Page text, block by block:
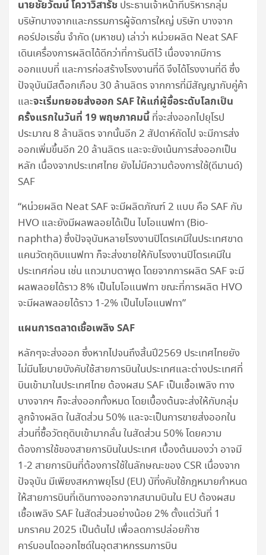
นายชัยวัฒน์ โควาวิสารัช ประธานเจ้าหน้าที่บริหารกลุ่ม
บริษัทบางจากและกรรมการผู้จัดการใหญ่ บริษัท บางจาก
คอร์ปอเรชั่น จำกัด (มหาชน) เล่าว่า หน่วยผลิต Neat SAF
เดินเครื่องการผลิตได้ดีกว่าที่การันตีไว้ เนื่องจากมีการ
ออกแบบที่ และการก่อสร้างโรงงานที่ดี จึงได้โรงงานที่ดี ซึ่ง
ปัจจุบันมีสต็อกเกือบ 30 ล้านลิตร จากการที่มีสัญญากับคู่ค้า
และจะเริ่มทยอยส่งออก SAF ให้แก่ผู้ซื้อระดับโลกเป็น
ครั้งแรกในวันที่ 19 พฤษภาคมนี้ ที่จะส่งออกไปยุโรป
ประมาณ 8 ล้านลิตร จากนั้นอีก 2 สัปดาห์ถัดไป จะมีการส่ง
ออกเพิ่มขึ้นอีก 20 ล้านลิตร และจะยังเน้นการส่งออกเป็น
หลัก เนื่องจากประเทศไทย ยังไม่มีความต้องการใช้(ดีมานด์)
SAF
“หน่วยผลิต Neat SAF จะมีผลิตภัณฑ์ 2 แบบ คือ SAF กับ
HVO และยังมีผลพลอยได้เป็น ไบโอแนฟทา (Bio-
naphtha) ซึ่งปัจจุบันหลายโรงงานปิโตรเคมีในประเทศขาด
แคนวัตถุดิบแนฟทา ก็จะส่งขายให้กับโรงงานปิโตรเคมีใน
ประเทศก่อน เช่น แถวมาบตาพุด โดยจากการผลิต SAF จะมี
ผลพลอยได้ราว 8% เป็นไบโอแนฟทา ขณะที่การผลิต HVO
จะมีผลพลอยได้ราว 1-2% เป็นไบโอแนฟทา”
แผนการตลาดเชื้อเพลิงSAF
หลักๆจะส่งออก ซึ่งหากไปจนถึงสิ้นปี2569 ประเทศไทยยัง
ไม่มีนโยบายบังคับใช้สายการบินในประเทศและต่างประเทศที่
บินเข้ามาในประเทศไทย ต้องผสม SAF เป็นเชื้อเพลิง ทาง
บางจากฯ ก็จะส่งออกทั้งหมด โดยเบื้องต้นจะส่งให้กับกลุ่ม
ลูกจ้างผลิต ในสัดส่วน 50% และจะเป็นการขายส่งออกใน
ส่วนที่ซื้อวัตถุดิบเข้ามากลั่น ในสัดส่วน 50% โดยความ
ต้องการใช้ของสายการบินในประเทศ เบื้องต้นมองว่า อาจมี
1-2 สายการบินที่ต้องการใช้ในลักษณะของ CSR เนื่องจาก
ปัจจุบัน มีเพียงสหภาพยุโรป (EU) บัที่งคับใช้กฎหมายกำหนด
ให้สายการบินที่เดินทางออกจากสนามบินใน EU ต้องผสม
เชื้อเพลิง SAF ในสัดส่วนอย่างน้อย 2% ตั้งแต่วันที่ 1
มกราคม 2025 เป็นต้นไป เพื่อลดการปล่อยก๊าซ
คาร์บอนไดออกไซด์ในอุตสาหกรรมการบิน